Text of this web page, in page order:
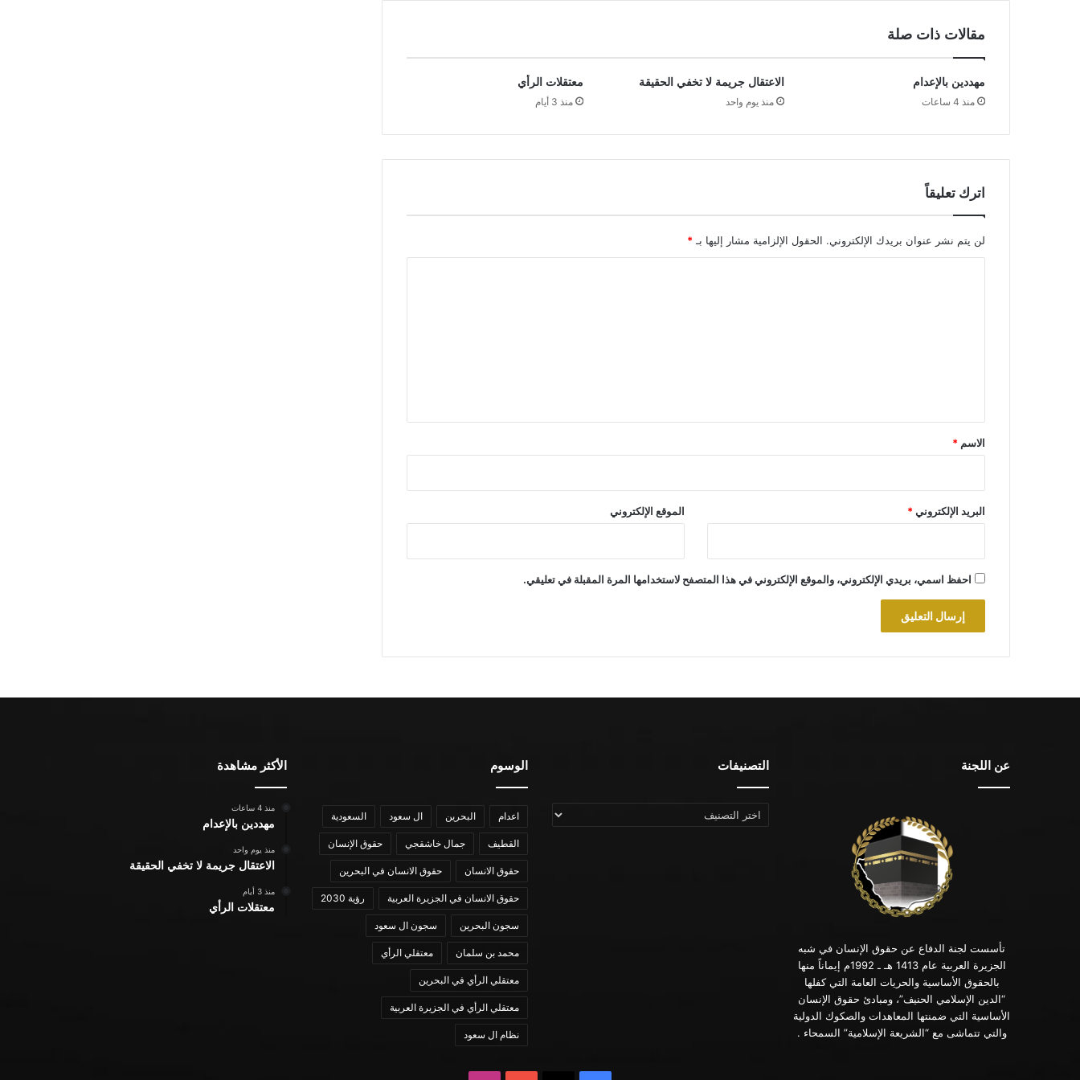
مقالات ذات صلة
مهددين بالإعدام
منذ 4 ساعات
الاعتقال جريمة لا تخفي الحقيقة
منذ يوم واحد
معتقلات الرأي
منذ 3 أيام
اترك تعليقاً
لن يتم نشر عنوان بريدك الإلكتروني. الحقول الإلزامية مشار إليها بـ*
*
الاسم *
البريد الإلكتروني* الموقع الإلكتروني
احفظ اسمي، بريدي الإلكتروني، والموقع الإلكتروني في هذا المتصفح لاستخدامها المرة المقبلة في تعليقي.
عن اللجنة
تأسست لجنة الدفاع عن حقوق الإنسان في شبه
الجزيرة العربية عام 1413 هـ ـ 1992م إيماناً منها
بالحقوق الأساسية والحريات العامة التي كفلها
“الدين الإسلامي الحنيف”، ومبادئ حقوق الإنسان
الأساسية التي ضمنتها المعاهدات والصكوك الدولية
والتي تتماشى مع “الشريعة الإسلامية” السمحاء .
التصنيفات
التصنيفات
الوسوم
اعدام البحرين ال سعود السعودية
القطيف جمال خاشقجي حقوق الإنسان
حقوق الانسان حقوق الانسان في البحرين
حقوق الانسان في الجزيرة العربية رؤية 2030
سجون البحرين سجون ال سعود
محمد بن سلمان معتقلي الرأي
معتقلي الرأي في البحرين
معتقلي الرأي في الجزيرة العربية
نظام ال سعود
الأكثر مشاهدة
منذ 4 ساعات
مهددين بالإعدام
منذ يوم واحد
الاعتقال جريمة لا تخفي الحقيقة
منذ 3 أيام
معتقلات الرأي